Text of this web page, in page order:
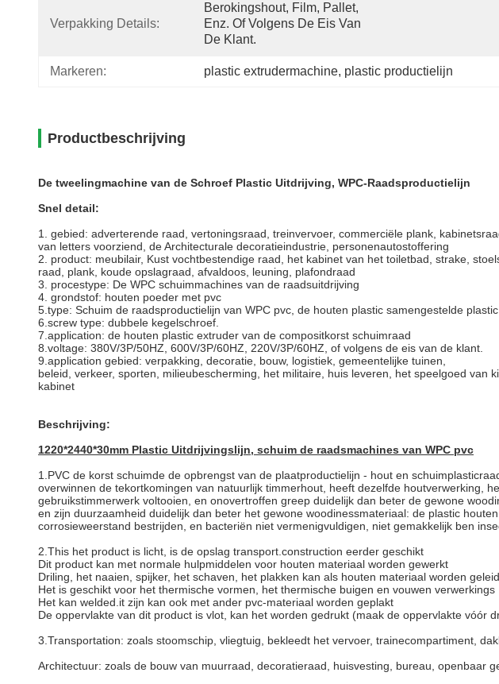
Verpakking Details:
Berokingshout, Film, Pallet,
Enz. Of Volgens De Eis Van
De Klant.
Markeren: plastic extrudermachine, plastic productielijn
Productbeschrijving
De tweelingmachine van de Schroef Plastic Uitdrijving, WPC-Raadsproductielijn
Snel detail:
1. gebied: adverterende raad, vertoningsraad, treinvervoer, commerciële plank,
van letters voorziend, de Architecturale decoratieindustrie, personenautostoffering
2. product: meubilair, Kust vochtbestendige raad, het kabinet van het toiletbad, strake,
raad, plank, koude opslagraad, afvaldoos, leuning, plafondraad
3. procestype: De WPC schuimmachines van de raadsuitdrijving
4. grondstof: houten poeder met pvc
5.type: Schuim de raadsproductielijn van WPC pvc, de houten plastic samengestelde
6.screw type: dubbele kegelschroef.
7.application: de houten plastic extruder van de compositkorst schuimraad
8.voltage: 380V/3P/50HZ, 600V/3P/60HZ, 220V/3P/60HZ, of volgens de eis van de klant.
9.application gebied: verpakking, decoratie, bouw, logistiek, gemeentelijke tuinen,
beleid, verkeer, sporten, milieubescherming, het militaire, huis leveren, het speelgoed van
kabinet
Beschrijving:
1220*2440*30mm Plastic Uitdrijvingslijn, schuim de raadsmachines van WPC pvc
1.PVC de korst schuimde de opbrengst van de plaatproductielijn - hout en
overwinnen de tekortkomingen van natuurlijk timmerhout, heeft dezelfde houtverwerking,
gebruikstimmerwerk voltooien, en onovertroffen greep duidelijk dan beter de gewone
en zijn duurzaamheid duidelijk dan beter het gewone woodinessmateriaal: de plastic
corrosieweerstand bestrijden, en bacteriën niet vermenigvuldigen, niet gemakkelijk ben
2.This het product is licht, is de opslag transport.construction eerder geschikt
Dit product kan met normale hulpmiddelen voor houten materiaal worden gewerkt
Driling, het naaien, spijker, het schaven, het plakken kan als houten materiaal worden geleid
Het is geschikt voor het thermische vormen, het thermische buigen en vouwen verwerkings
Het kan welded.it zijn kan ook met ander pvc-materiaal worden geplakt
De oppervlakte van dit product is vlot, kan het worden gedrukt (maak de oppervlakte vóór
3.Transportation: zoals stoomschip, vliegtuig,
bekleedt het vervoer, trainecompartiment,
Architectuur: zoals de bouw van muurraad, decoratieraad, huisvesting, bureau, openbaar